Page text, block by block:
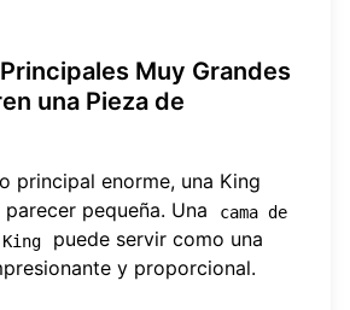
Muy Grandes
una Pieza de
principal enorme, una King
pequeña. Una
cama de
puede servir como una
y proporcional.